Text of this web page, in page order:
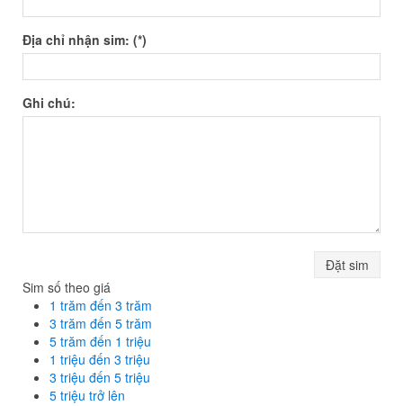
Địa chỉ nhận sim: (*)
Ghi chú:
Đặt sim
Sim số theo giá
1 trăm đến 3 trăm
3 trăm đến 5 trăm
5 trăm đến 1 triệu
1 triệu đến 3 triệu
3 triệu đến 5 triệu
5 triệu trở lên